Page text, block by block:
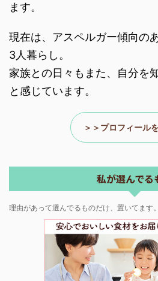
ます。
現在は、アスペルガー傾向の
3人暮らし。
家族との日々もまた、自分を
と感じています。
＞＞プロフィール
私が選んでる
理由があって選んでるものだけ、置いてます。